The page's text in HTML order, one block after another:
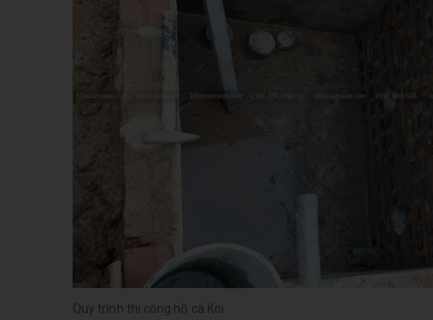
Quy trình thi công hồ cá Koi